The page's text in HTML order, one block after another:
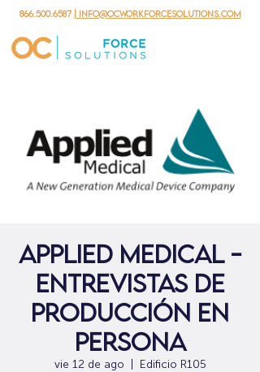
866.500.6587 | info@ocworkforcesolutions.com
Applied Medical -
Entrevistas de
producción en
persona
vie 12 de ago Edificio R105